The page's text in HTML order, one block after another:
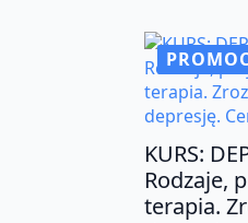
świata.
Sen
jako
lek.
Zaburzenia
snu.
Techniki
zasypiania.
Certyfikat
KURS:
Rodzaje,
terapia.